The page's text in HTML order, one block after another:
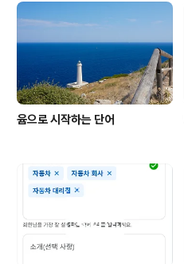
윰으로 시작하는 단어